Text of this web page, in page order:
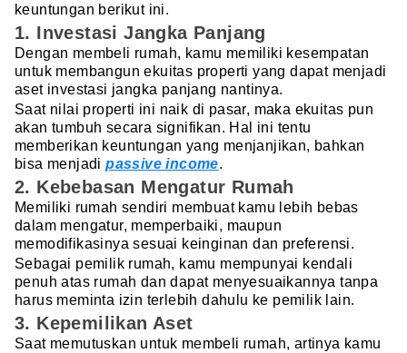
keuntungan berikut ini.
1. Investasi Jangka Panjang
Dengan membeli rumah, kamu memiliki kesempatan
untuk membangun ekuitas properti yang dapat menjadi
aset investasi jangka panjang nantinya.
Saat nilai properti ini naik di pasar, maka ekuitas pun
akan tumbuh secara signifikan. Hal ini tentu
memberikan keuntungan yang menjanjikan, bahkan
bisa menjadipassive income.
2. Kebebasan Mengatur Rumah
Memiliki rumah sendiri membuat kamu lebih bebas
dalam mengatur, memperbaiki, maupun
memodifikasinya sesuai keinginan dan preferensi.
Sebagai pemilik rumah, kamu mempunyai kendali
penuh atas rumah dan dapat menyesuaikannya tanpa
harus meminta izin terlebih dahulu ke pemilik lain.
3. Kepemilikan Aset
Saat memutuskan untuk membeli rumah, artinya kamu